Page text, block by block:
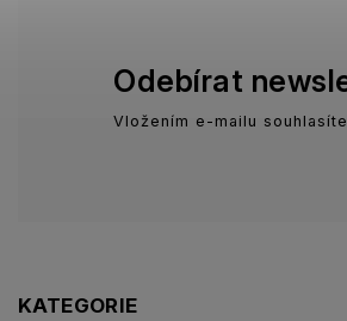
KATEGORIE
Odebírat
Vložením e-mailu